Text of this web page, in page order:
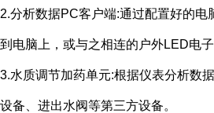
2.分析数据PC客户端:通过配置好的电
到电脑上，或与之相连的户外LED电
3.水质调节加药单元:根据仪表分析数
设备、进出水阀等第三方设备。